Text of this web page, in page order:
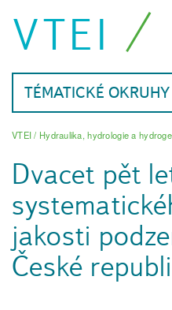
VTEI
TÉMATICKÉ OKRUHY
VTEI/ Hydraulika, hydrologie a
Dvacet pět
jakosti
České